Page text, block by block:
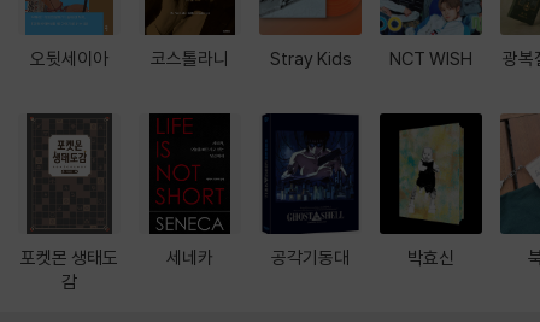
오뒷세이아
포켓몬 생태도
감
코스톨라니
세네카
Stray Kids
공각기동대
NCT WISH
박효신
광복